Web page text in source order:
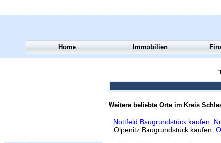
Weitere beliebte Orte im Kreis
Nottfeld Baugrundstück kaufen
Olpenitz Baugrundstück kaufen
Home Immobilien